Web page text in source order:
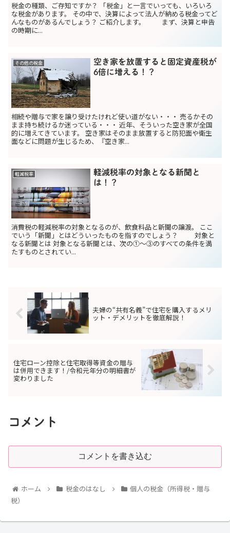
税金の種類、ご存知ですか？ 「税金」と一言でいっても、いろいろ
な税金があります。 その中で、決算によって法人が納める税金ってど
んなものがあるんでしょう？ ご紹介します。 まず、決算と申告
の時期に...
その他の税金
空き家を放置すると固定資産税が
6倍に増える！？
相続や贈与で家を譲り受けたけれど使い道がない・・・ 売るかその
まま持ち続けるか迷っている・・・ 近年、そういった空き家が全国
的に増えてきています。 空き家はそのまま放置すると防犯面や衛生
面などに問題が生じるため、『空き家...
軽減税率
軽減税率の対象となる新聞と
は！？
消費税の軽減税率の対象となるのが、飲食料品と新聞の譲渡。 ここ
でいう「新聞」とはどういったものを指すのでしょう？ 対象と
なる新聞とは 対象となる新聞とは、次の①〜③のすべての条件を満
たすものとされてい...
夫婦の“共有名義”で住宅を購入するメリ
ット・デメリットを徹底解説！
住宅ローン控除と住宅取得等資金の贈与
は併用できます！/令和元年分の明細書が
変わりました
コメント
コメントを書き込む
ホーム 税金のはなし
個人の税金（所得税・贈与
税）